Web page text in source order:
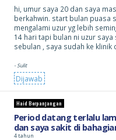
hi, umur saya 20 dan saya
berkahwin. start bulan puasa
mengalami uzur yg lebih
14 hari tapi bulan ni uzur saya
sebulan , saya sudah ke klinik
- Sulit
Dijawab
Haid Berpanjangan
Period datang terlalu
dan saya sakit di
4 tahun